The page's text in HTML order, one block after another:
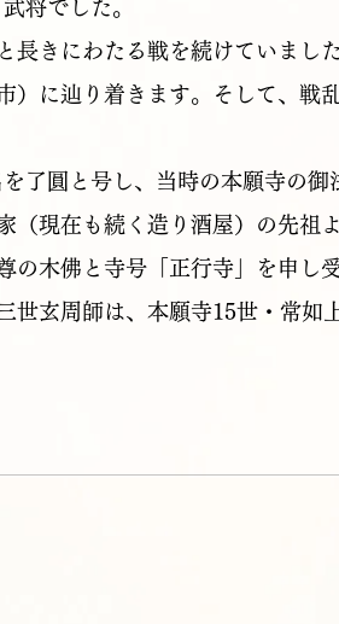
将でした。
長きにわたる戦を続けていまし
）に辿り着きます。そして、戦
了圓と号し、当時の本願寺の御
（現在も続く造り酒屋）の先祖
の木佛と寺号「正行寺」を申し
世玄周師は、本願寺15世・常如